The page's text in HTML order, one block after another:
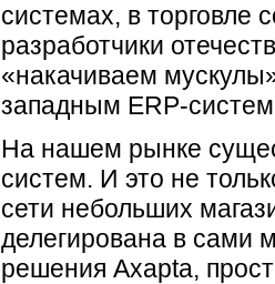
системах, в
разработчики
«накачиваем
западным ERP-
На нашем рынке
систем. И это не
сети небольших
делегирована в сами
решения Axapta,